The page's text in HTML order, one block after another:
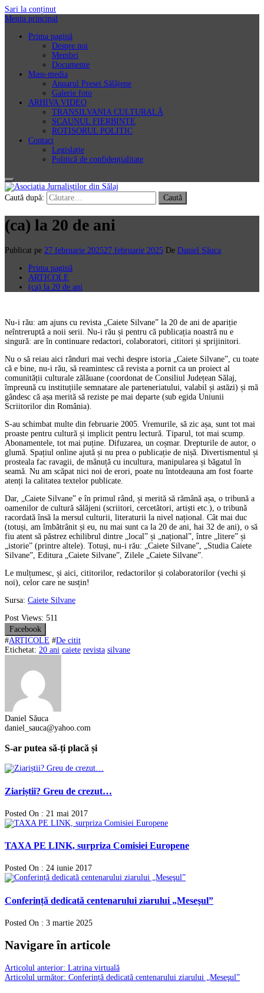
Sari la conținut
Meniu principal
Prima pagină
Despre noi
Membri
Documente
Mass-media
Anuarul Presei Sălăjene
Galerie foto
ARHIVA VIDEO
TRANSILVANIA CULTURALĂ
SCAUNUL FIERBINTE
ROTISORUL POLITIC
Contact
Legislație
Politică de confidențialitate
Asociaţia Jurnaliștilor din Sălaj
Caută după:
(ca) la 20 de ani
Publicat pe 27 februarie 202527 februarie 2025 De Daniel Săuca
Prima pagină
ARTICOLE
(ca) la 20 de ani
Nu-i rău: am ajuns cu revista „Caiete Silvane” la 20 de ani de apariție
neîntreruptă a noii serii. Nu-i rău și pentru că publicația noastră nu e
singură: are în continuare redactori, colaboratori, cititori și sprijinitori.
Nu o să reiau aici rânduri mai vechi despre istoria „Caiete Silvane”, cu toate
că e bine, nu-i rău, să reamintesc că revista a pornit ca un proiect al
comunității culturale zălăuane (coordonat de Consiliul Județean Sălaj,
împreună cu instituțiile semnatare ale parteneriatului, valabil și astăzi) și mă
gândesc că așa merită să reziste pe mai departe (sub egida Uniunii
Scriitorilor din România).
S-au schimbat multe din februarie 2005. Vremurile, să zic așa, sunt tot mai
proaste pentru cultură și implicit pentru lectură. Tiparul, tot mai scump.
Abonamentele, tot mai puține. Difuzarea, un coșmar. Drepturile de autor, o
glumă. Spațiul online ajută și nu prea o publicație de nișă. Divertismentul și
prosteala fac ravagii, de mânuță cu incultura, manipularea și băgatul în
seamă. Nu am scăpat nici noi de erori, poate nu întotdeauna am fost foarte
atenți la calitatea textelor publicate.
Dar, „Caiete Silvane” e în primul rând, și merită să rămână așa, o tribună a
oamenilor de cultură sălăjeni (scriitori, cercetători, artiști etc.), o tribună
racordată însă la mersul culturii, literaturii la nivel național. Cât mai duc
(totuși, am îmbătrânit și eu, nu mai sunt ca la 20 de ani, hai 32 de ani), o să
fiu atent să păstrez echilibrul dintre „local” și „național”, între „litere” și
„istorie” (printre altele). Totuși, nu-i rău: „Caiete Silvane”, „Studia Caiete
Silvane”, Editura „Caiete Silvane”, Zilele „Caiete Silvane”.
Le mulțumesc, și aici, cititorilor, redactorilor și colaboratorilor (vechi și
noi), celor care ne susțin!
Sursa: Caiete Silvane
Post Views: 511
Facebook
#ARTICOLE #De citit
Etichetat: 20 ani caiete revista silvane
Daniel Săuca
daniel_sauca@yahoo.com
S-ar putea să-ți placă și
Ziariștii? Greu de crezut…
Posted On : 21 mai 2017
TAXA PE LINK, surpriza Comisiei Europene
Posted On : 24 iunie 2017
Conferință dedicată centenarului ziarului „Meseşul”
Posted On : 3 martie 2025
Navigare în articole
Articolul anterior: Latrina virtuală
Articolul următor: Conferință dedicată centenarului ziarului „Meseşul”